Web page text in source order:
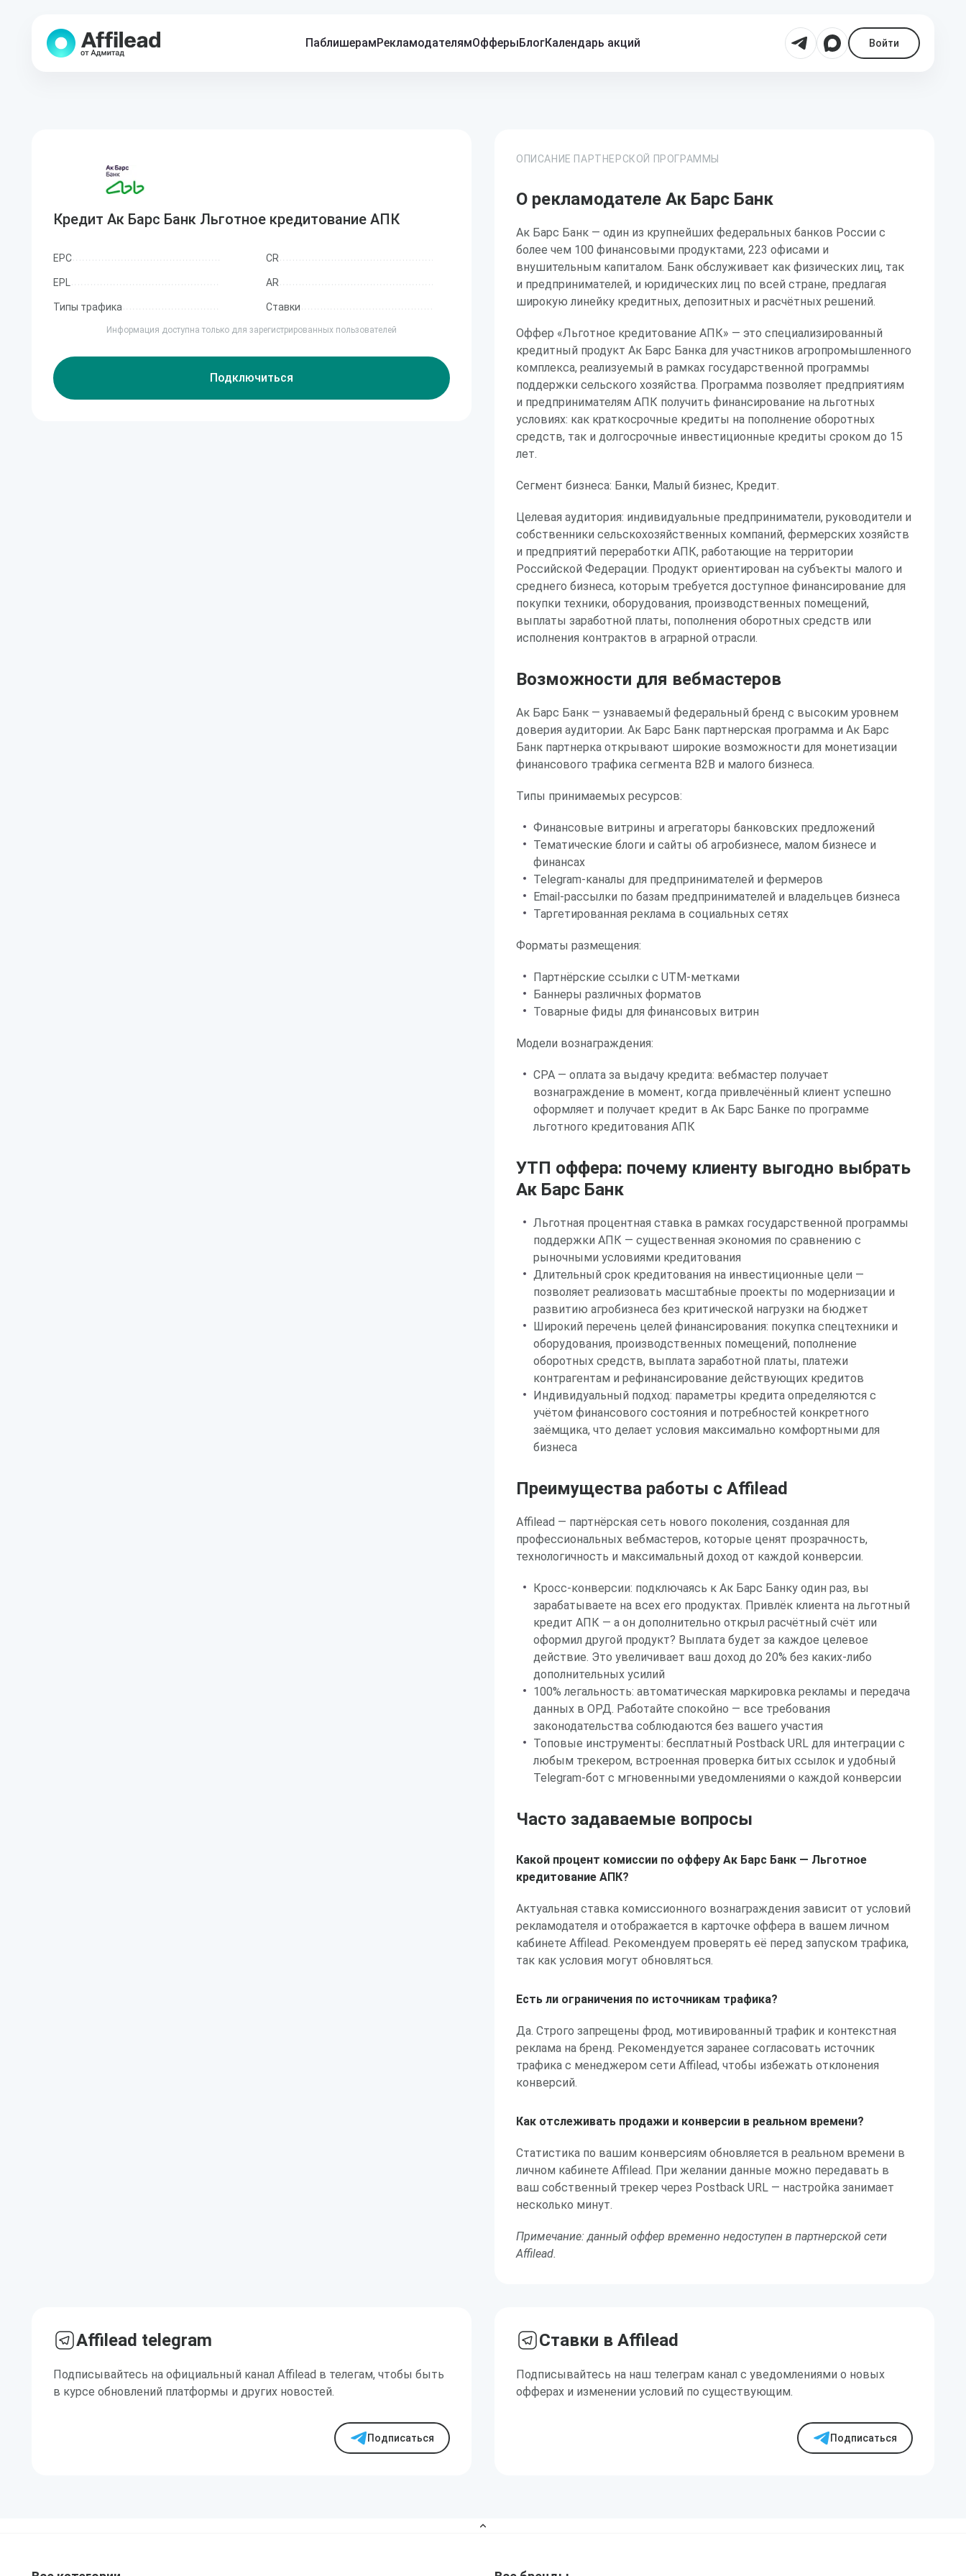
ПаблишерамРекламодателямОфферыБлогКалендарь акций Войти
Кредит Ак Барс Банк Льготное кредитование АПК
EPC CR
EPL AR
Типы трафика Ставки
Информация доступна только для зарегистрированных пользователей
Подключиться
ОПИСАНИЕ ПАРТНЕРСКОЙ ПРОГРАММЫ
О рекламодателе Ак Барс Банк
Ак Барс Банк — один из крупнейших федеральных банков России с
более чем 100 финансовыми продуктами, 223 офисами и
внушительным капиталом. Банк обслуживает как физических лиц, так
и предпринимателей, и юридических лиц по всей стране, предлагая
широкую линейку кредитных, депозитных и расчётных решений.
Оффер «Льготное кредитование АПК» — это специализированный
кредитный продукт Ак Барс Банка для участников агропромышленного
комплекса, реализуемый в рамках государственной программы
поддержки сельского хозяйства. Программа позволяет предприятиям
и предпринимателям АПК получить финансирование на льготных
условиях: как краткосрочные кредиты на пополнение оборотных
средств, так и долгосрочные инвестиционные кредиты сроком до 15
лет.
Сегмент бизнеса: Банки, Малый бизнес, Кредит.
Целевая аудитория: индивидуальные предприниматели, руководители и
собственники сельскохозяйственных компаний, фермерских хозяйств
и предприятий переработки АПК, работающие на территории
Российской Федерации. Продукт ориентирован на субъекты малого и
среднего бизнеса, которым требуется доступное финансирование для
покупки техники, оборудования, производственных помещений,
выплаты заработной платы, пополнения оборотных средств или
исполнения контрактов в аграрной отрасли.
Возможности для вебмастеров
Ак Барс Банк — узнаваемый федеральный бренд с высоким уровнем
доверия аудитории. Ак Барс Банк партнерская программа и Ак Барс
Банк партнерка открывают широкие возможности для монетизации
финансового трафика сегмента B2B и малого бизнеса.
Типы принимаемых ресурсов:
Финансовые витрины и агрегаторы банковских предложений
Тематические блоги и сайты об агробизнесе, малом бизнесе и
финансах
Telegram-каналы для предпринимателей и фермеров
Email-рассылки по базам предпринимателей и владельцев бизнеса
Таргетированная реклама в социальных сетях
Форматы размещения:
Партнёрские ссылки с UTM-метками
Баннеры различных форматов
Товарные фиды для финансовых витрин
Модели вознаграждения:
CPA — оплата за выдачу кредита: вебмастер получает
вознаграждение в момент, когда привлечённый клиент успешно
оформляет и получает кредит в Ак Барс Банке по программе
льготного кредитования АПК
УТП оффера: почему клиенту выгодно выбрать
Ак Барс Банк
Льготная процентная ставка в рамках государственной программы
поддержки АПК — существенная экономия по сравнению с
рыночными условиями кредитования
Длительный срок кредитования на инвестиционные цели —
позволяет реализовать масштабные проекты по модернизации и
развитию агробизнеса без критической нагрузки на бюджет
Широкий перечень целей финансирования: покупка спецтехники и
оборудования, производственных помещений, пополнение
оборотных средств, выплата заработной платы, платежи
контрагентам и рефинансирование действующих кредитов
Индивидуальный подход: параметры кредита определяются с
учётом финансового состояния и потребностей конкретного
заёмщика, что делает условия максимально комфортными для
бизнеса
Преимущества работы с Affilead
Affilead — партнёрская сеть нового поколения, созданная для
профессиональных вебмастеров, которые ценят прозрачность,
технологичность и максимальный доход от каждой конверсии.
Кросс-конверсии: подключаясь к Ак Барс Банку один раз, вы
зарабатываете на всех его продуктах. Привлёк клиента на льготный
кредит АПК — а он дополнительно открыл расчётный счёт или
оформил другой продукт? Выплата будет за каждое целевое
действие. Это увеличивает ваш доход до 20% без каких-либо
дополнительных усилий
100% легальность: автоматическая маркировка рекламы и передача
данных в ОРД. Работайте спокойно — все требования
законодательства соблюдаются без вашего участия
Топовые инструменты: бесплатный Postback URL для интеграции с
любым трекером, встроенная проверка битых ссылок и удобный
Telegram-бот с мгновенными уведомлениями о каждой конверсии
Часто задаваемые вопросы
Какой процент комиссии по офферу Ак Барс Банк — Льготное
кредитование АПК?
Актуальная ставка комиссионного вознаграждения зависит от условий
рекламодателя и отображается в карточке оффера в вашем личном
кабинете Affilead. Рекомендуем проверять её перед запуском трафика,
так как условия могут обновляться.
Есть ли ограничения по источникам трафика?
Да. Строго запрещены фрод, мотивированный трафик и контекстная
реклама на бренд. Рекомендуется заранее согласовать источник
трафика с менеджером сети Affilead, чтобы избежать отклонения
конверсий.
Как отслеживать продажи и конверсии в реальном времени?
Статистика по вашим конверсиям обновляется в реальном времени в
личном кабинете Affilead. При желании данные можно передавать в
ваш собственный трекер через Postback URL — настройка занимает
несколько минут.
Примечание: данный оффер временно недоступен в партнерской сети
Affilead.
Affilead telegram
Подписывайтесь на официальный канал Affilead в телегам, чтобы быть
в курсе обновлений платформы и других новостей.
Подписаться
Ставки в Affilead
Подписывайтесь на наш телеграм канал с уведомлениями о новых
офферах и изменении условий по существующим.
Подписаться